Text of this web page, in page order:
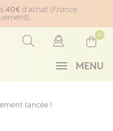
40€ d'achat (France
).
MENU
0
lancée !